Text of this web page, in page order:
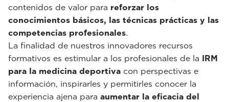
contenidos de valor para reforzar los
conocimientos básicos, las técnicas prácticas y las
competencias profesionales.
La finalidad de nuestros innovadores recursos
formativos es estimular a los profesionales de la IRM
para la medicina deportiva con perspectivas e
información, inspirarles y permitirles conocer la
experiencia ajena para aumentar la eficacia del